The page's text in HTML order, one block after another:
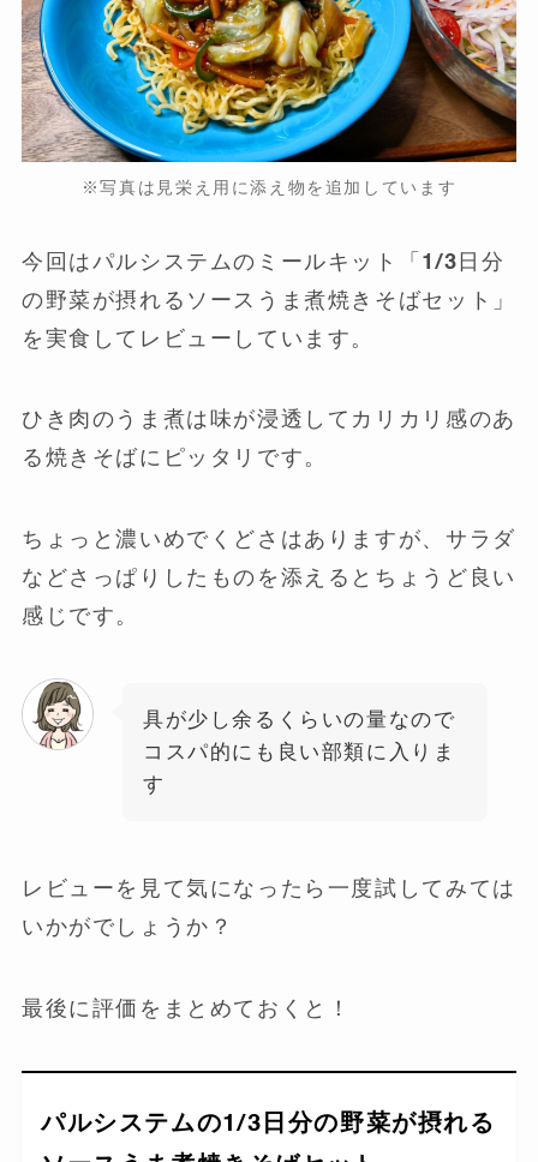
※写真は見栄え用に添え物を追加しています
今回はパルシステムのミールキット「1/3日分
の野菜が摂れるソースうま煮焼きそばセット」
を実食してレビューしています。
ひき肉のうま煮は味が浸透してカリカリ感のあ
る焼きそばにピッタリです。
ちょっと濃いめでくどさはありますが、サラダ
などさっぱりしたものを添えるとちょうど良い
感じです。
具が少し余るくらいの量なので
コスパ的にも良い部類に入りま
す
レビューを見て気になったら一度試してみては
いかがでしょうか？
最後に評価をまとめておくと！
パルシステムの1/3日分の野菜が摂れる